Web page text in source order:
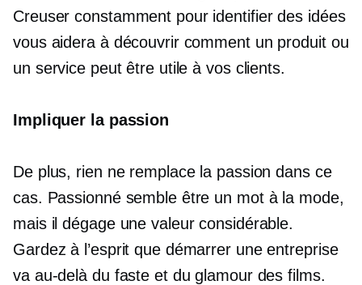
Creuser constamment pour identifier des idées
vous aidera à découvrir comment un produit ou
un service peut être utile à vos clients.
Impliquer la passion
De plus, rien ne remplace la passion dans ce
cas. Passionné semble être un mot à la mode,
mais il dégage une valeur considérable.
Gardez à l’esprit que démarrer une entreprise
va au-delà du faste et du glamour des films.